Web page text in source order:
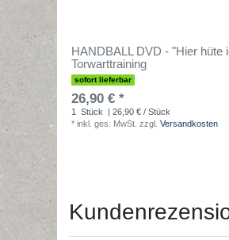
HANDBALL DVD - "Hier hüte
Torwarttraining
sofort lieferbar
26,90 € *
1 Stück
| 26,90 € / Stück
* inkl. ges. MwSt. zzgl. Versandkosten